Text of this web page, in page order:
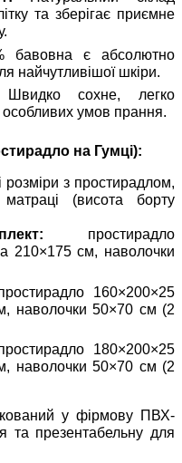
та зберігає приємне
бавовна є абсолютно
найчутливішої шкіри.
сохне, легко
особливих умов прання.
на Гумці):
з простирадлом,
(висота борту
простирадло
210×175 см, наволочки
160×200×25
наволочки 50×70 см (2
180×200×25
наволочки 50×70 см (2
у фірмову ПВХ-
та презентабельну для